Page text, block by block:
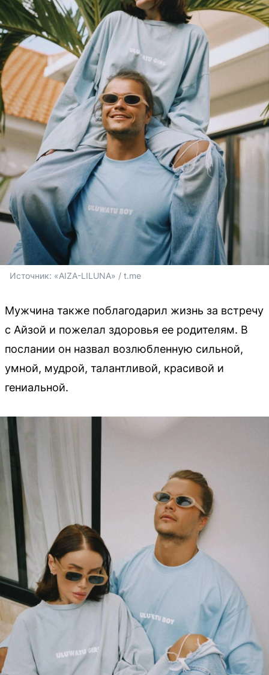
Источник: «AIZA-LILUNA» / t.me
Мужчина также поблагодарил жизнь за встречу
с Айзой и пожелал здоровья ее родителям. В
послании он назвал возлюбленную сильной,
умной, мудрой, талантливой, красивой и
гениальной.